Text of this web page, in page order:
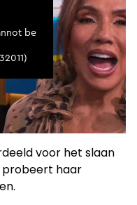
voor het slaan
probeert haar